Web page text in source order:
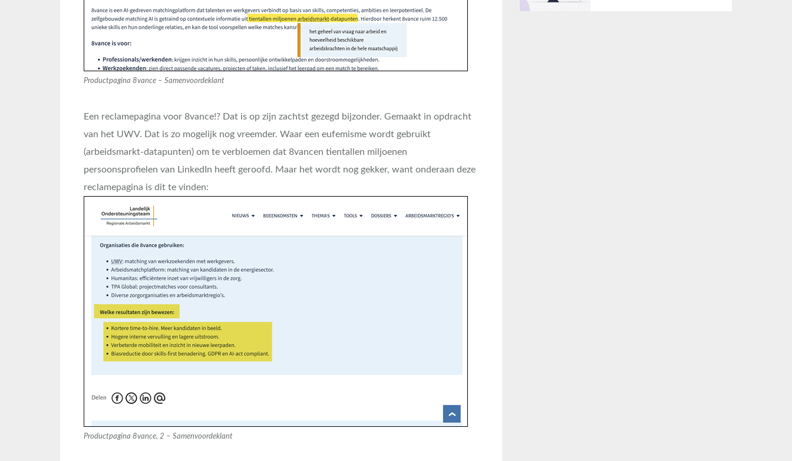
Productpagina 8vance – Samenvoordeklant
Een reclamepagina voor 8vance!? Dat is op zijn zachtst gezegd bijzonder. Gemaakt in opdracht
van het UWV. Dat is zo mogelijk nog vreemder. Waar een eufemisme wordt gebruikt
(arbeidsmarkt-datapunten) om te verbloemen dat 8vancen tientallen miljoenen
persoonsprofielen van LinkedIn heeft geroofd. Maar het wordt nog gekker, want onderaan deze
reclamepagina is dit te vinden:
Productpagina 8vance, 2 – Samenvoordeklant